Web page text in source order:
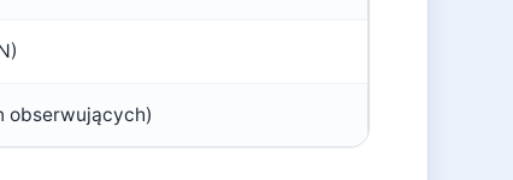
obserwujących)